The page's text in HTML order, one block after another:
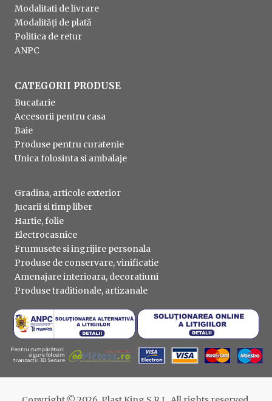
Modalitati de livrare
Modalități de plată
Politica de retur
ANPC
CATEGORII PRODUSE
Bucatarie
Accesorii pentru casa
Baie
Produse pentru curatenie
Unica folosinta si ambalaje
Gradina, articole exterior
Jucarii si timp liber
Hartie, folie
Electrocasnice
Frumusete si ingrijire personala
Produse de conservare, vinificatie
Amenajare interioara, decoratiuni
Produse traditionale, artizanale